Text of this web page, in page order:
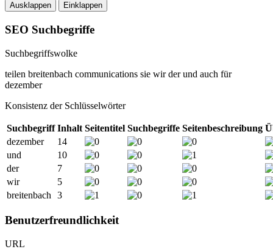
Ausklappen Einklappen
SEO Suchbegriffe
Suchbegriffswolke
teilen breitenbach communications sie wir der und auch für
dezember
Konsistenz der Schlüsselwörter
Suchbegriff Inhalt Seitentitel Suchbegriffe Seitenbeschreibung
dezember
14
und
10
der
7
wir
5
breitenbach
3
Benutzerfreundlichkeit
URL